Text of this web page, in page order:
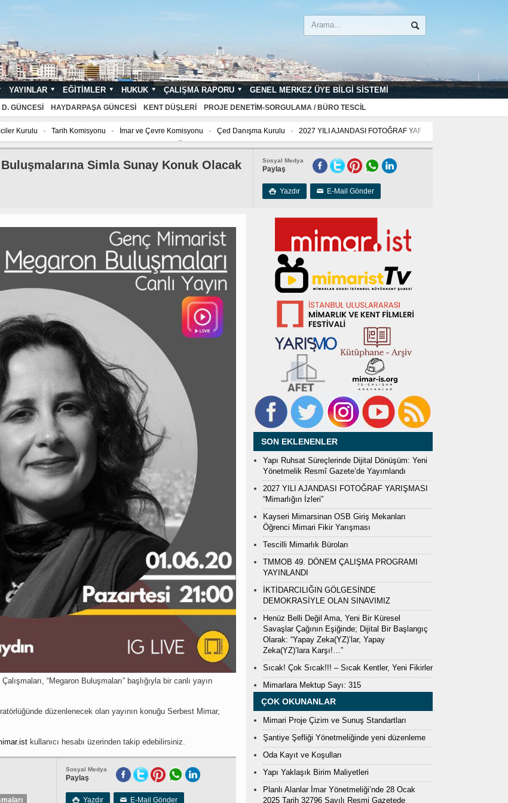
YAYINLAR EĞITIMLER HUKUK ÇALIŞMA RAPORU GENEL MERKEZ ÜYE BILGI SISTEMI
GÜNCESI HAYDARPAŞA GÜNCESI KENT DÜŞLERI PROJE DENETIM-SORGULAMA / BÜRO TESCIL
Kurulu Tarih Komisyonu İmar ve Çevre Komisyonu Çed Danışma Kurulu
2027 YILI AJANDASI FOTOĞRAF YARIŞMASI “Mimarlığın İzleri”
Sosyal Medya
Paylaş
 Yazdır ✉ E-Mail Gönder
Simla Sunay Konuk Olacak
“Megaron Buluşmaları” başlığıyla bir canlı yayın
düzenlenecek olan yayının konuğu Serbest Mimar,
kullanıcı hesabı üzerinden takip edebilirsiniz.
Sosyal Medya
Paylaş
 Yazdır ✉ E-Mail Gönder
SON EKLENENLER
Yapı Ruhsat Süreçlerinde Dijital Dönüşüm: Yeni
Yönetmelik Resmî Gazete’de Yayımlandı
2027 YILI AJANDASI FOTOĞRAF YARIŞMASI
“Mimarlığın İzleri”
Kayseri Mimarsinan OSB Giriş Mekanları
Öğrenci Mimari Fikir Yarışması
Tescilli Mimarlık Büroları
TMMOB 49. DÖNEM ÇALIŞMA PROGRAMI
YAYINLANDI
İKTİDARCILIĞIN GÖLGESİNDE
DEMOKRASİYLE OLAN SINAVIMIZ
Henüz Belli Değil Ama, Yeni Bir Küresel
Savaşlar Çağının Eşiğinde; Dijital Bir Başlangıç
Olarak: “Yapay Zeka(YZ)’lar, Yapay
Zeka(YZ)’lara Karşı!…”
Sıcak! Çok Sıcak!!! – Sıcak Kentler, Yeni Fikirler
Mimarlara Mektup Sayı: 315
ÇOK OKUNANLAR
Mimari Proje Çizim ve Sunuş Standartları
Şantiye Şefliği Yönetmeliğinde yeni düzenleme
Oda Kayıt ve Koşulları
Yapı Yaklaşık Birim Maliyetleri
Planlı Alanlar İmar Yönetmeliği’nde 28 Ocak
2025 Tarih 32796 Sayılı Resmi Gazetede